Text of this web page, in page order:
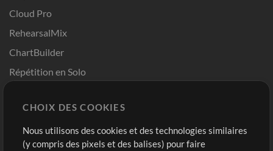
Cloud Pro
RehearsalMix
ChartBuilder
Répétition en Solo
Modèles ProPresenter
Sons
CHOIX DES COOKIES
Nous utilisons des cookies et des technologies similaires
(y compris des pixels et des balises) pour faire